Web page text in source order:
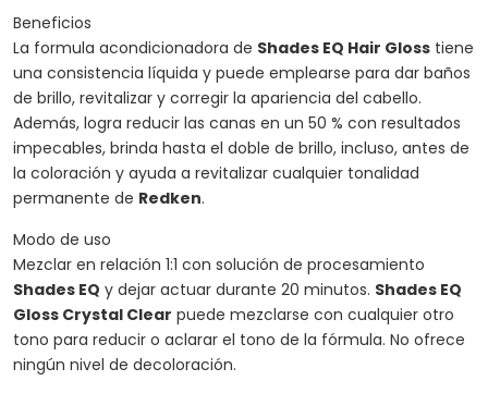
Beneficios
La formula acondicionadora de Shades EQ Hair Glosstiene
una consistencia líquida y puede emplearse para dar baños
de brillo, revitalizar y corregir la apariencia del cabello.
Además, logra reducir las canas en un 50 % con resultados
impecables, brinda hasta el doble de brillo, incluso, antes de
la coloración y ayuda a revitalizar cualquier tonalidad
permanente de Redken.
Modo de uso
Mezclar en relación 1:1 con solución de procesamiento
Shades EQ y dejar actuar durante 20 minutos. Shades EQ
Gloss Crystal Clear puede mezclarse con cualquier otro
tono para reducir o aclarar el tono de la fórmula. No ofrece
ningún nivel de decoloración.